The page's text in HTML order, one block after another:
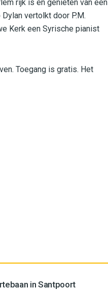
rijk is en genieten van een
vertolkt door P.M.
Kerk een Syrische pianist
Toegang is gratis. Het
in Santpoort